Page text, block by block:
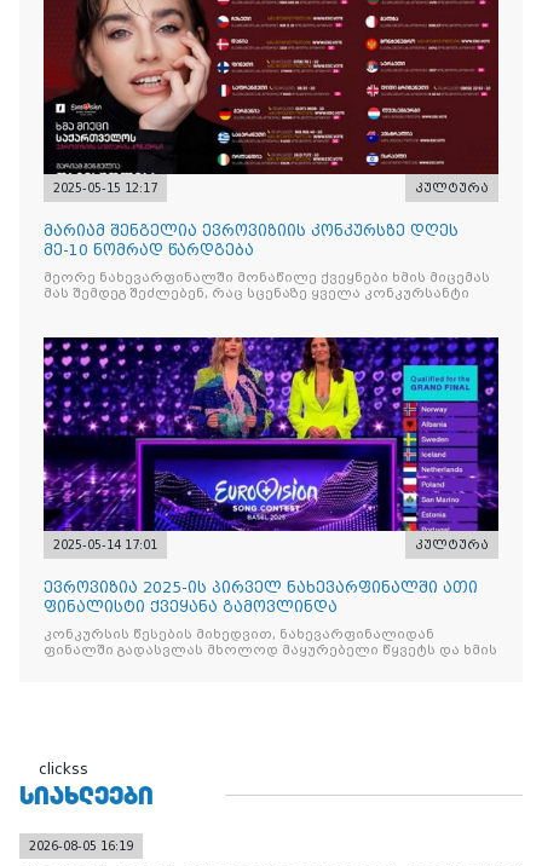
2025-05-15 12:17 კულტურა
მარიამ შენგელია ევროვიზიის კონკურსზე დღეს
მე-10 ნომრად წარდგება
მეორე ნახევარფინალში მონაწილე ქვეყნები ხმის მიცემას
მას შემდეგ შეძლებენ, რაც სცენაზე ყველა კონკურსანტი
2025-05-14 17:01 კულტურა
ევროვიზია 2025-ის პირველ ნახევარფინალში ათი
ფინალისტი ქვეყანა გამოვლინდა
კონკურსის წესების მიხედვით, ნახევარფინალიდან
ფინალში გადასვლას მხოლოდ მაყურებელი წყვეტს და ხმის
clickss
ᲡᲘᲐᲮᲚᲔᲔᲑᲘ
2026-08-05 16:19